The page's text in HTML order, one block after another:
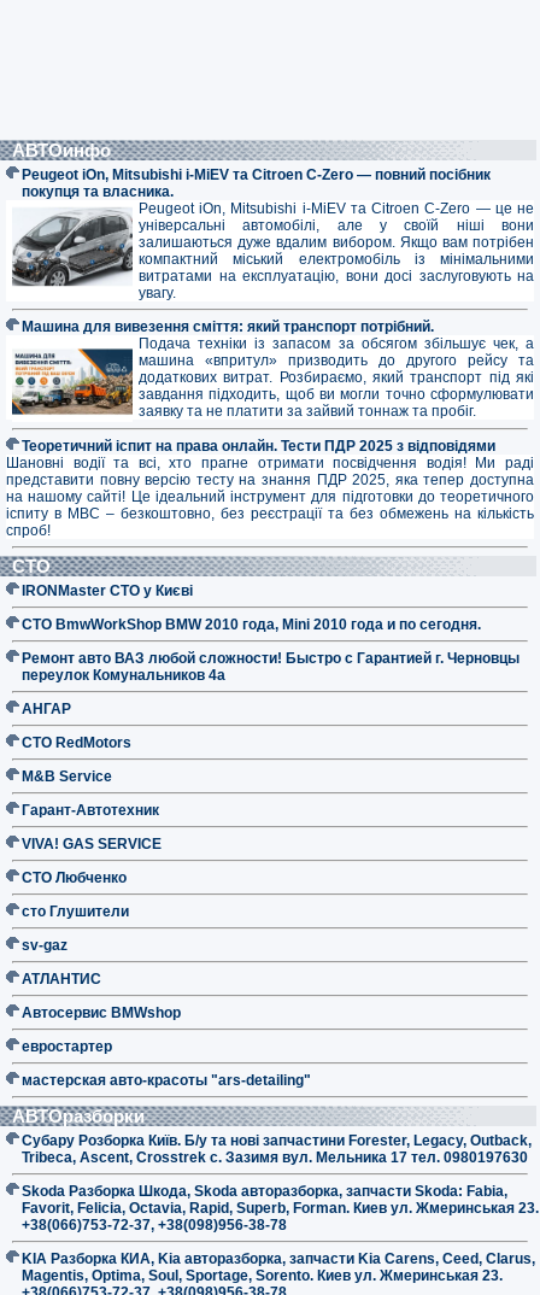
АВТОинфо
Peugeot iOn, Mitsubishi i-MiEV та Citroen C-Zero — повний посібник
покупця та власника.
Peugeot iOn, Mitsubishi i-MiEV та Citroen C-Zero — це не
універсальні автомобілі, але у своїй ніші вони
залишаються дуже вдалим вибором. Якщо вам потрібен
компактний міський електромобіль із мінімальними
витратами на експлуатацію, вони досі заслуговують на
увагу.
Машина для вивезення сміття: який транспорт потрібний.
Подача техніки із запасом за обсягом збільшує чек, а
машина «впритул» призводить до другого рейсу та
додаткових витрат. Розбираємо, який транспорт під які
завдання підходить, щоб ви могли точно сформулювати
заявку та не платити за зайвий тоннаж та пробіг.
Теоретичний іспит на права онлайн. Тести ПДР 2025 з відповідями
Шановні водії та всі, хто прагне отримати посвідчення водія! Ми раді
представити повну версію тесту на знання ПДР 2025, яка тепер доступна
на нашому сайті! Це ідеальний інструмент для підготовки до теоретичного
іспиту в МВС – безкоштовно, без реєстрації та без обмежень на кількість
спроб!
СТО
IRONMaster СТО у Києві
СТО BmwWorkShop BMW 2010 года, Mini 2010 года и по сегодня.
Ремонт авто ВАЗ любой сложности! Быстро с Гарантией г. Черновцы
переулок Комунальников 4а
АНГАР
СТО RedMotors
M&B Service
Гарант-Автотехник
VIVA! GAS SERVICE
СТО Любченко
сто Глушители
sv-gaz
АТЛАНТИС
Автосервис BMWshop
евростартер
мастерская авто-красоты "ars-detailing"
АВТОразборки
Субару Розборка Київ. Б/у та нові запчастини Forester, Legacy, Outback,
Tribeca, Ascent, Crosstrek с. Зазимя вул. Мельника 17 тел. 0980197630
Skoda Разборка Шкода, Skoda авторазборка, запчасти Skoda: Fabia,
Favorit, Felicia, Octavia, Rapid, Superb, Forman. Киев ул. Жмеринськая 23.
+38(066)753-72-37, +38(098)956-38-78
KIA Разборка КИА, Kia авторазборка, запчасти Kia Carens, Ceed, Clarus,
Magentis, Optima, Soul, Sportage, Sorento. Киев ул. Жмеринськая 23.